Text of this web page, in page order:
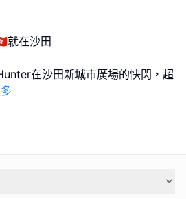
就在沙田
在沙田新城市廣場的快閃，超